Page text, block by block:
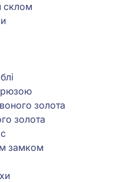
склом
золота
золота
замком